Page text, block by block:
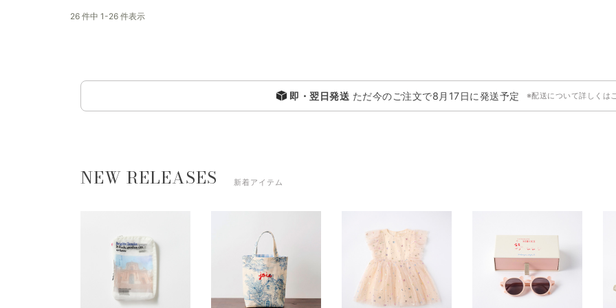
26 件中 1-26 件表示
即・翌日発送 ただ今のご注文で8月17日に発送予定 ※配送について詳しくは
NEW RELEASES 新着アイテム